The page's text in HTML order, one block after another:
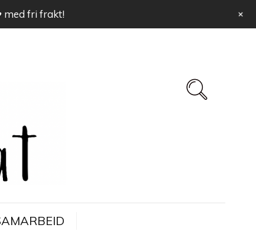
med fri frakt! +